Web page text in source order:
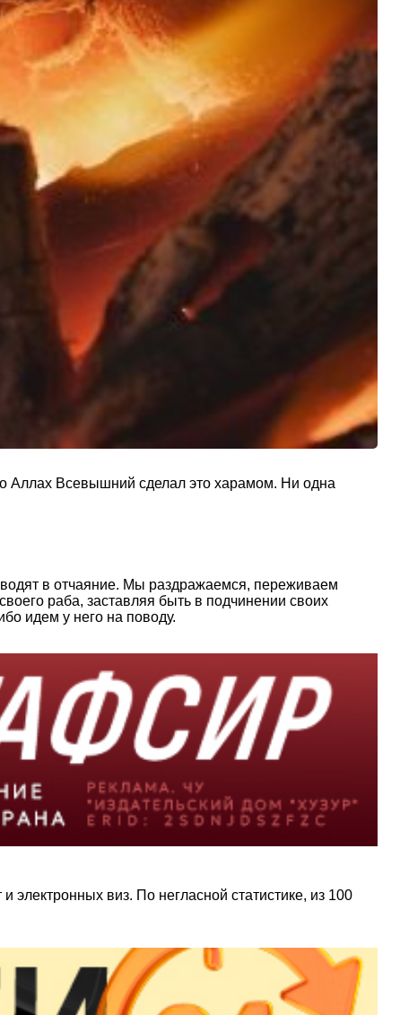
Аллах Всевышний сделал это харамом. Ни одна
в отчаяние. Мы раздражаемся, переживаем
раба, заставляя быть в подчинении своих
идем у него на поводу.
электронных виз. По негласной статистике, из 100